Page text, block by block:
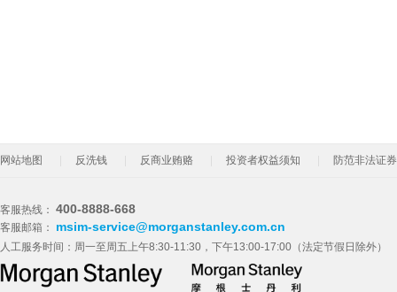
网站地图 反洗钱 反商业贿赂 投资者权益须知 防范非法证
客服热线： 400-8888-668
客服邮箱： msim-service@morganstanley.com.cn
人工服务时间：周一至周五上午8:30-11:30，下午13:00-17:00（法定节假日除外）